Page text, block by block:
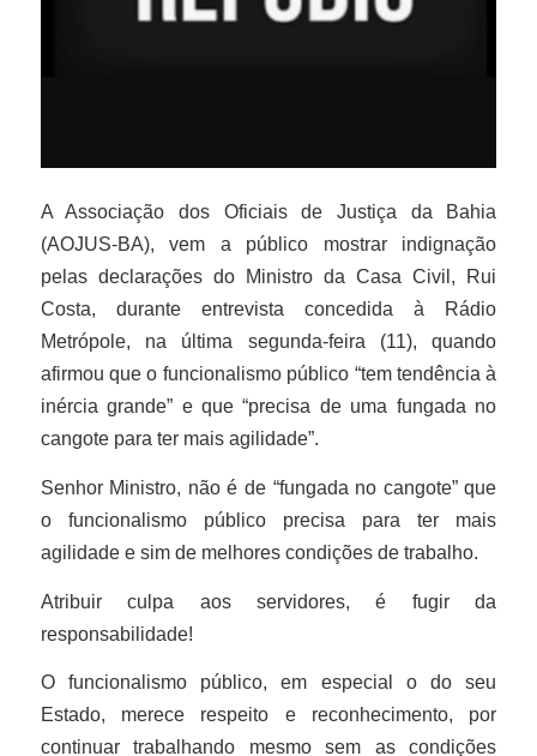
A Associação dos Oficiais de Justiça da Bahia
(AOJUS-BA), vem a público mostrar indignação
pelas declarações do Ministro da Casa Civil, Rui
Costa, durante entrevista concedida à Rádio
Metrópole, na última segunda-feira (11), quando
afirmou que o funcionalismo público “tem tendência à
inércia grande” e que “precisa de uma fungada no
cangote para ter mais agilidade”.
Senhor Ministro, não é de “fungada no cangote” que
o funcionalismo público precisa para ter mais
agilidade e sim de melhores condições de trabalho.
Atribuir culpa aos servidores, é fugir da
responsabilidade!
O funcionalismo público, em especial o do seu
Estado, merece respeito e reconhecimento, por
continuar trabalhando mesmo sem as condições